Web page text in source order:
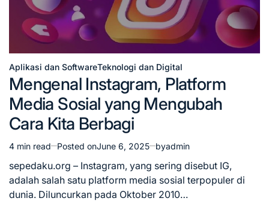
Posted
in
Aplikasi dan SoftwareTeknologi dan Digital
Mengenal Instagram, Platform
Media Sosial yang Mengubah
Cara Kita Berbagi
Estimated
read
time
4 min read Posted onJune 6, 2025 byadmin
sepedaku.org – Instagram, yang sering disebut IG,
adalah salah satu platform media sosial terpopuler di
dunia. Diluncurkan pada Oktober 2010…